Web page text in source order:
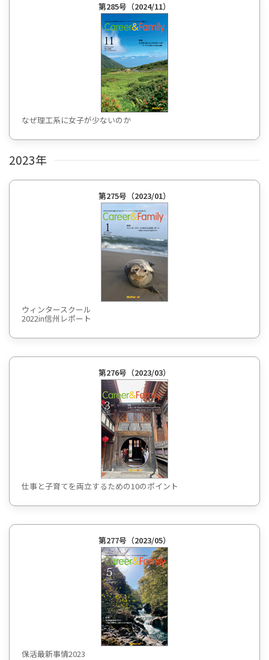
第285号（2024/11）
なぜ理工系に女子が少ないのか
2023年
第275号（2023/01）
ウィンタースクール
2022in信州レポート
第276号（2023/03）
仕事と子育てを両立するための10のポイント
第277号（2023/05）
保活最新事情2023